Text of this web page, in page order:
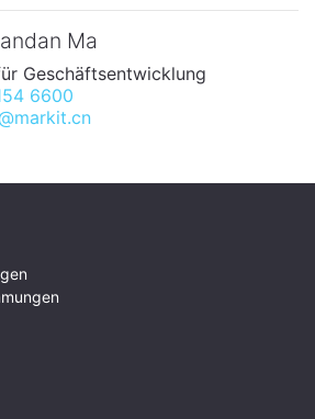
Ma
Geschäftsentwicklung
6600